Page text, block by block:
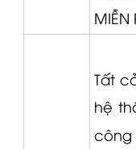
MIỄN
Tất
hệ
công